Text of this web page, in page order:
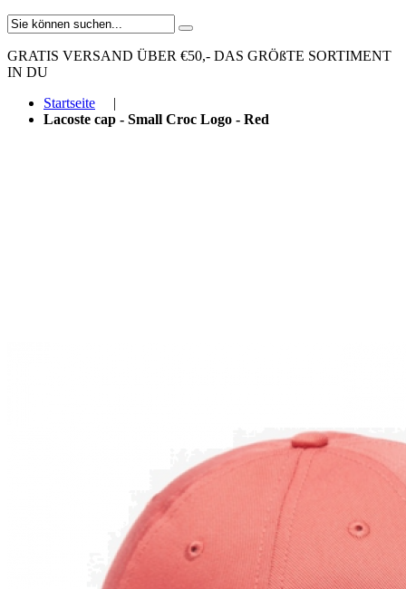
GRATIS VERSAND ÜBER €50,- DAS GRÖßTE SORTIMENT
IN DU
Startseite
|
Lacoste cap - Small Croc Logo - Red